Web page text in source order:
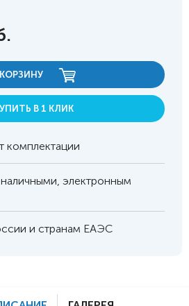
КОРЗИНУ
В 1 КЛИК
комплектации
электронным
и странам ЕАЭС